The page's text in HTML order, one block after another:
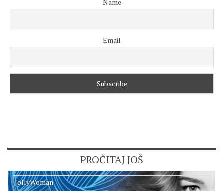
Email
PROČITAJ JOŠ
JollyWoman